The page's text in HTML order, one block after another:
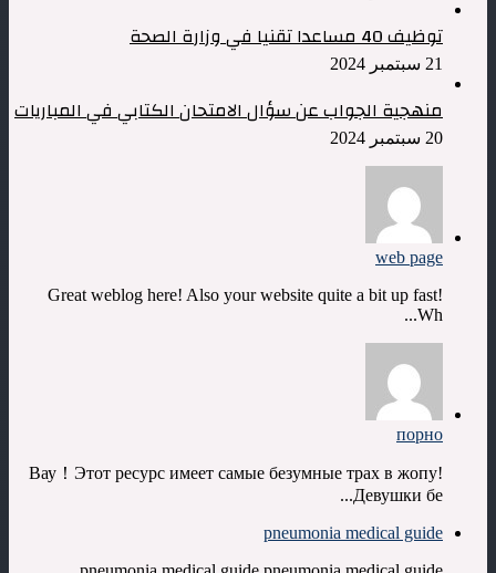
توظيف 40 مساعدا تقنيا في وزارة الصحة
21 سبتمبر 2024
منهجية الجواب عن سؤال الامتحان الكتابي في المباريات
20 سبتمبر 2024
web page
Great weblog here! Also your website quite a bit up fast!
Wh...
порно
Вау！Этот ресурс имеет самые безумные трах в жопу!
Девушки бе...
pneumonia medical guide